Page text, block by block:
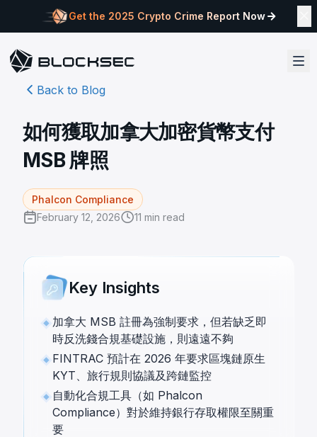
Get the 2025 Crypto Crime Report Now
Back to Blog
如何獲取加拿大加密貨幣支付
MSB 牌照
Phalcon Compliance
February 12, 2026
11 min read
Key Insights
加拿大 MSB 註冊為強制要求，但若缺乏即
時反洗錢合規基礎設施，則遠遠不夠
FINTRAC 預計在 2026 年要求區塊鏈原生
KYT、旅行規則協議及跨鏈監控
自動化合規工具（如 Phalcon
Compliance）對於維持銀行存取權限至關重
要